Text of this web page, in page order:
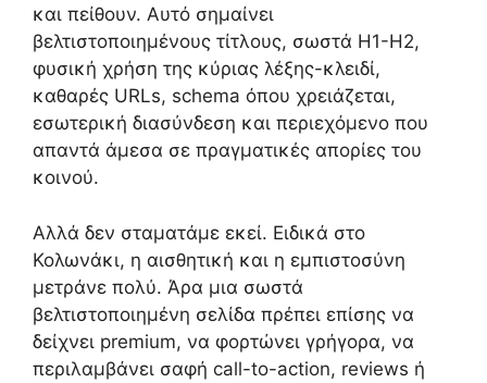
και πείθουν. Αυτό σημαίνει
βελτιστοποιημένους τίτλους, σωστά H1-H2,
φυσική χρήση της κύριας λέξης-κλειδί,
καθαρές URLs, schema όπου χρειάζεται,
εσωτερική διασύνδεση και περιεχόμενο που
απαντά άμεσα σε πραγματικές απορίες του
κοινού.
Αλλά δεν σταματάμε εκεί. Ειδικά στο
Κολωνάκι, η αισθητική και η εμπιστοσύνη
μετράνε πολύ. Άρα μια σωστά
βελτιστοποιημένη σελίδα πρέπει επίσης να
δείχνει premium, να φορτώνει γρήγορα, να
περιλαμβάνει σαφή call-to-action, reviews ή